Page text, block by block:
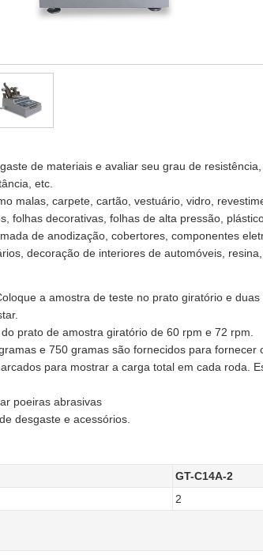
de materiais e avaliar seu grau de
etc.
malas, carpete, cartão, vestuário, vidro,
folhas decorativas, folhas de alta pressão,
de anodização, cobertores, componentes
decoração de interiores de automóveis, resina,
a amostra de teste no prato giratório e
prato de amostra giratório de 60 rpm e 72 rpm.
e 750 gramas são fornecidos para fornecer
para mostrar a carga total em cada roda.
poeiras abrasivas
desgaste e acessórios.
GT-C14A-2
2